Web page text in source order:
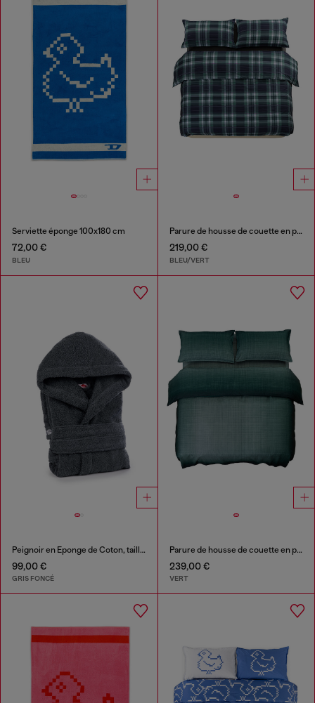
Serviette éponge 100x180 cm
72,00 €
BLEU
Parure de housse de couette en percale pour lit queen size
219,00 €
BLEU/VERT
Peignoir en Éponge de Coton, taille S
99,00 €
GRIS FONCÉ
Parure de housse de couette en percale pour lit queen size
239,00 €
VERT